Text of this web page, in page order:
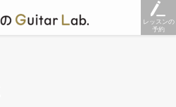
レッスンの
予約